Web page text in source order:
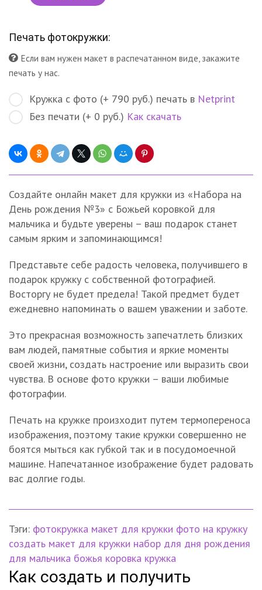
Печать фотокружки:
Если вам нужен макет в распечатанном виде, закажите
печать у нас.
Кружка с фото (+ 790 руб.) печать в Netprint
Без печати (+ 0 руб.) Как скачать
Создайте онлайн макет для кружки из «Набора на
День рождения №3» с Божьей коровкой для
мальчика и будьте уверены – ваш подарок станет
самым ярким и запоминающимся!
Представьте себе радость человека, получившего в
подарок кружку с собственной фотографией.
Восторгу не будет предела! Такой предмет будет
ежедневно напоминать о вашем уважении и заботе.
Это прекрасная возможность запечатлеть близких
вам людей, памятные события и яркие моменты
своей жизни, создать настроение или выразить свои
чувства. В основе фото кружки – ваши любимые
фотографии.
Печать на кружке произходит путем термопереноса
изображения, поэтому такие кружки совершенно не
боятся мыться как губкой так и в посудомоечной
машине. Напечатанное изображение будет радовать
вас долгие годы.
Тэги: фотокружка макет для кружки фото на кружку
создать макет для кружки набор для дня рождения
для мальчика божья коровка кружка
Как создать и получить